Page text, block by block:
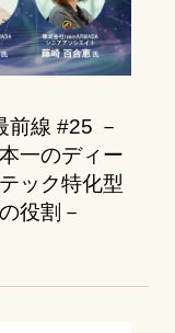
前線 #25 －
一のディー
ック特化型
役割－